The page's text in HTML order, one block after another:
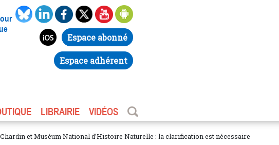
Espace abonné
Espace adhérent
LIBRAIRIE VIDÉOS
et Muséum National d’Histoire Naturelle : la clarification est nécessaire